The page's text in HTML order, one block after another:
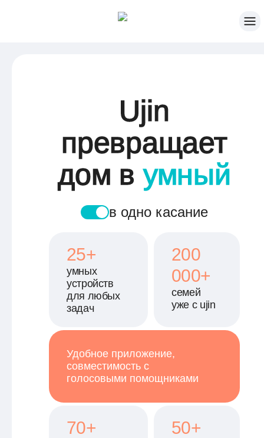
Ujin
превращает
дом вумный
в одно касание
25+
умных
устройств
для любых
задач
200
000+
семей
уже с ujin
Удобное приложение,
совместимость c
голосовыми помощниками
70+ 50+